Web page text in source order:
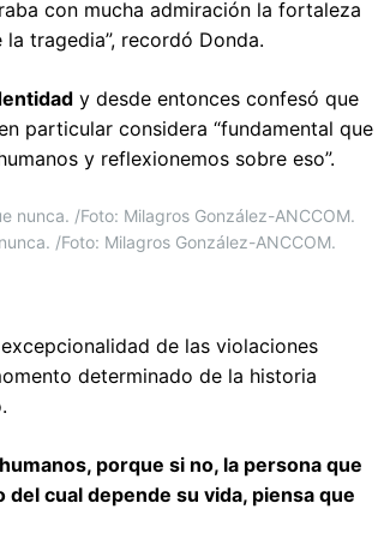
con mucha admiración la fortaleza
tragedia”, recordó Donda.
y desde entonces confesó que
particular considera “fundamental que
y reflexionemos sobre eso”.
/Foto: Milagros González-ANCCOM.
de las violaciones
determinado de la historia
porque si no, la persona que
cual depende su vida, piensa que